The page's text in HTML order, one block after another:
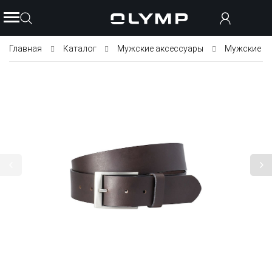
Главная Каталог Мужские аксессуары Мужские